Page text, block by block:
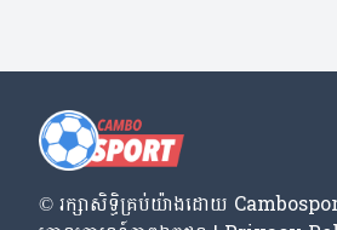
© រក្សា​សិទ្ធិ​គ្រប់​យ៉ាង​ដោយ​